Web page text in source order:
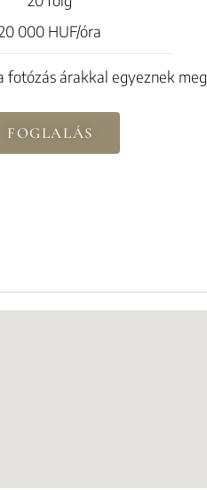
000 HUF/óra
fotózás árakkal egyeznek meg
FOGLALÁS